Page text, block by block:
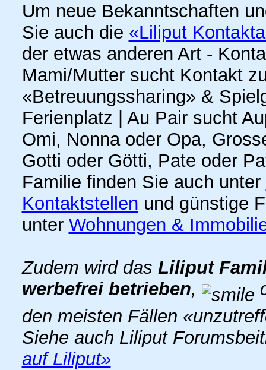
Um neue Bekanntschaften
Sie auch die «Liliput
der etwas anderen Art -
Mami/Mutter sucht Kontakt
«Betreuungssharing» &
Ferienplatz | Au Pair sucht
Omi, Nonna oder Opa,
Gotti oder Götti, Pate oder
Familie finden Sie auch unter
Kontaktstellen und günstige
unter Wohnungen &
Zudem wird das Liliput
werbefrei betrieben,
den meisten Fällen
Siehe auch Liliput
auf Liliput»